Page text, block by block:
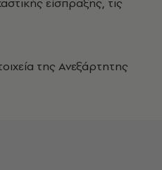
της Ανεξάρτητης